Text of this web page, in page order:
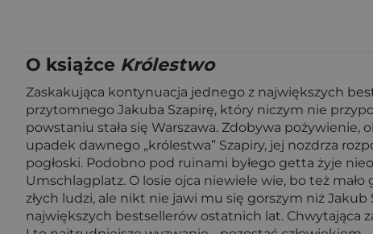
O książce Królestwo
Zaskakująca kontynuacja jednego z największych
przytomnego Jakuba Szapirę, który niczym nie
powstaniu stała się Warszawa. Zdobywa
upadek dawnego „królestwa” Szapiry, jej nozdrza
pogłoski. Podobno pod ruinami byłego getta żyje
Umschlagplatz. O losie ojca niewiele wie, bo też
złych ludzi, ale nikt nie jawi mu się gorszym niż
największych bestsellerów ostatnich lat. Chwytająca